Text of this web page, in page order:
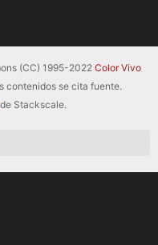
(CC) 1995-2022 Color Vivo
contenidos se cita fuente.
de Stackscale.